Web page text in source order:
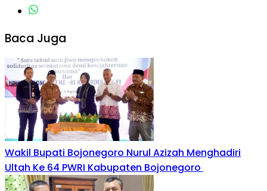
Baca Juga
Wakil Bupati Bojonegoro Nurul Azizah Menghadiri
Ultah Ke 64 PWRI Kabupaten Bojonegoro